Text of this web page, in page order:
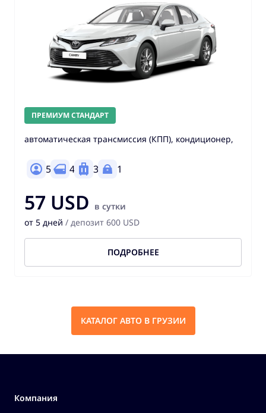
ПРЕМИУМ СТАНДАРТ
автоматическая трансмиссия (КПП), кондиционер,
5 4 3 1
57 USD в сутки
от 5 дней / депозит 600 USD
ПОДРОБНЕЕ
КАТАЛОГ АВТО В ГРУЗИИ
Компания